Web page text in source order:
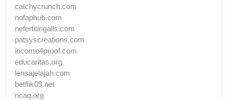
catchycrunch.com
nofaphub.com
nefertitingalls.com
patsyscreations.com
income4proof.com
educaritas.org
lensajelajah.com
betflik09.net
ncaq.org